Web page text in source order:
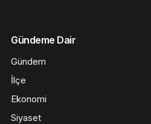
Gündeme Dair
Gündem
İlçe
Ekonomi
Siyaset